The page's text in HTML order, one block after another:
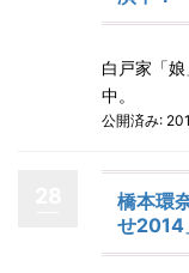
白戸家「
中。
公開済み:
橋本環
せ2014